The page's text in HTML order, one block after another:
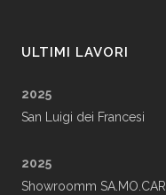
ULTIMI LAVORI
2025
San Luigi dei Francesi
2025
Showroomm SA.MO.CAR